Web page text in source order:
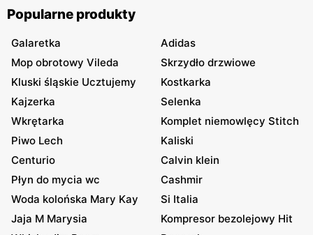
Popularne produkty
Galaretka
Adidas
Mop obrotowy Vileda
Skrzydło drzwiowe
Kluski śląskie Ucztujemy
Kostkarka
Kajzerka
Selenka
Wkrętarka
Komplet niemowlęcy Stitch
Piwo Lech
Kaliski
Centurio
Calvin klein
Płyn do mycia wc
Cashmir
Woda kolońska Mary Kay
Si Italia
Jaja M Marysia
Kompresor bezolejowy Hit